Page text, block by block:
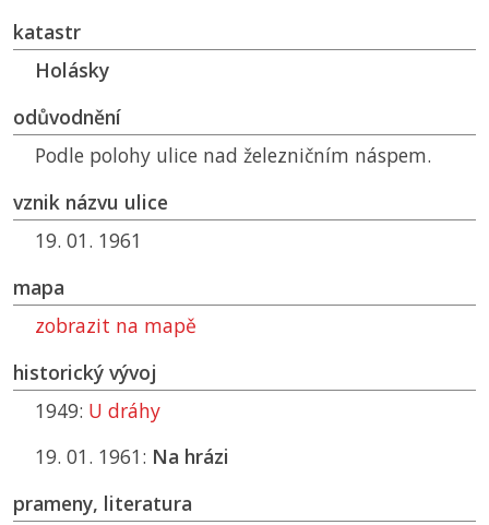
katastr
Holásky
odůvodnění
Podle polohy ulice nad železničním náspem.
vznik názvu ulice
19. 01. 1961
mapa
zobrazit na mapě
historický vývoj
1949: U dráhy
19. 01. 1961: Na hrázi
prameny, literatura